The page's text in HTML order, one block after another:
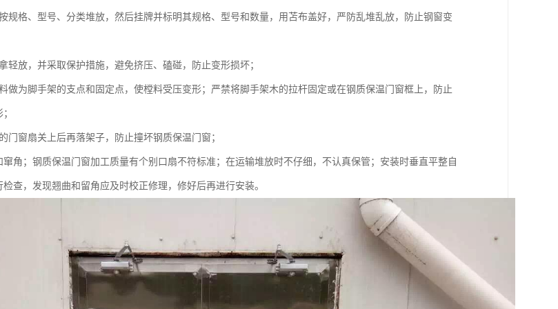
规格、型号、分类堆放，然后挂牌并标明其规格、型号和数量，用苫布盖好，严防乱堆乱放，防止钢窗变
轻放，并采取保护措施，避免挤压、磕碰，防止变形损坏；
做为脚手架的支点和固定点，使樘料受压变形；严禁将脚手架木的拉杆固定或在钢质保温门窗框上，防止
门窗扇关上后再落架子，防止撞坏钢质保温门窗；
角；钢质保温门窗加工质量有个别口扇不符标准；在运输堆放时不仔细，不认真保管；安装时垂直平整自
查，发现翘曲和留角应及时校正修理，修好后再进行安装。